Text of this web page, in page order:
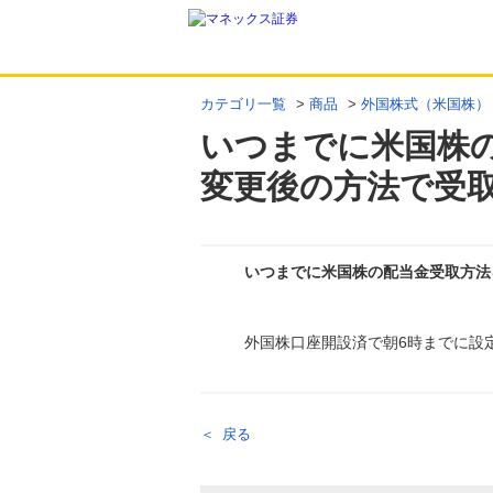
カテゴリ一覧 > 商品 > 外国株式（米国株）
いつまでに米国株
変更後の方法で受
いつまでに米国株の配当金受取方
外国株口座開設済で朝6時までに設
戻る